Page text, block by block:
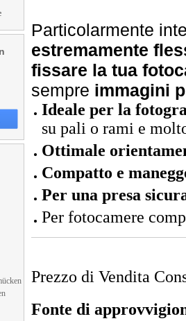
Particolarmente
estremamente
fissare la tua
sempre immagini
Ideale per la
su pali o rami e
Ottimale
Compatto e
Per una presa
Per fotocamere
Prezzo di Vendita
Fonte di